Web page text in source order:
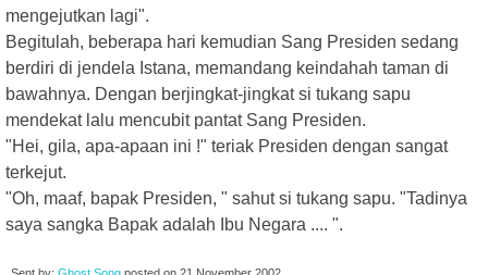
mengejutkan lagi".
Begitulah, beberapa hari kemudian Sang Presiden sedang
berdiri di jendela Istana, memandang keindahah taman di
bawahnya. Dengan berjingkat-jingkat si tukang sapu
mendekat lalu mencubit pantat Sang Presiden.
"Hei, gila, apa-apaan ini !" teriak Presiden dengan sangat
terkejut.
"Oh, maaf, bapak Presiden, " sahut si tukang sapu. "Tadinya
saya sangka Bapak adalah Ibu Negara .... ".